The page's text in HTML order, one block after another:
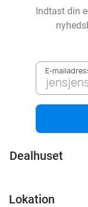
Indtast din
E-
Dealhuset
Lokation